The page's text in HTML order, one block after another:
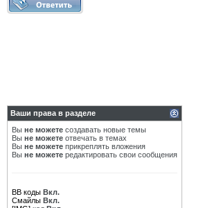
Ваши права в разделе
Вы не можете создавать новые темы
Вы не можете отвечать в темах
Вы не можете прикреплять вложения
Вы не можете редактировать свои сообщения
BB коды Вкл.
Смайлы Вкл.